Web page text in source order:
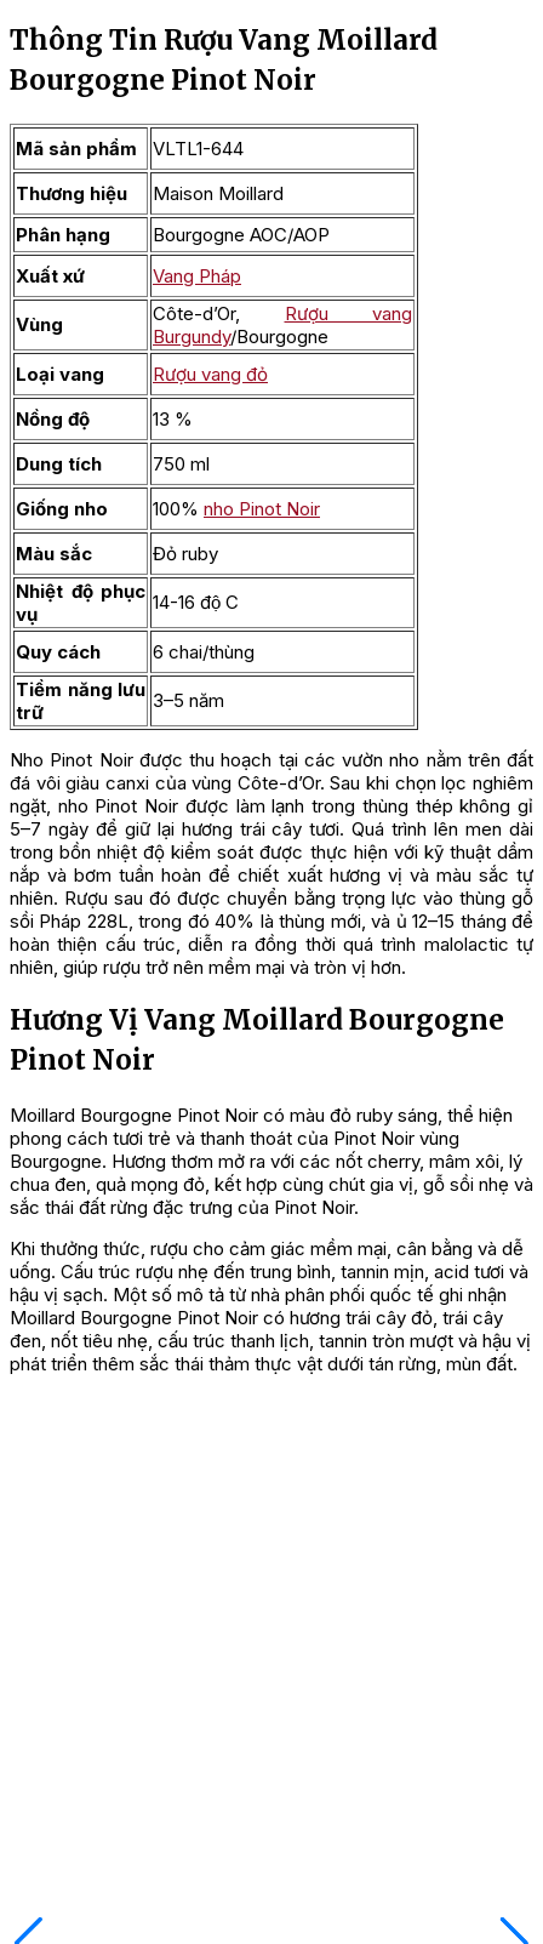
Thông Tin Rượu Vang Moillard
Bourgogne Pinot Noir
Mã sản phẩm
VLTL1-644
Thương hiệu
Maison Moillard
Phân hạng
Bourgogne AOC/AOP
Xuất xứ
Vang Pháp
Vùng Côte-d’Or, Rượu vang
Burgundy/Bourgogne
Loại vang
Rượu vang đỏ
Nồng độ
13 %
Dung tích
750 ml
Giống nho
100% nho Pinot Noir
Màu sắc
Đỏ ruby
Nhiệt độ phục
vụ
14-16 độ C
Quy cách
6 chai/thùng
Tiềm năng lưu
trữ
3–5 năm
Nho Pinot Noir được thu hoạch tại các vườn nho nằm trên đất
đá vôi giàu canxi của vùng Côte-d’Or. Sau khi chọn lọc nghiêm
ngặt, nho Pinot Noir được làm lạnh trong thùng thép không gỉ
5–7 ngày để giữ lại hương trái cây tươi. Quá trình lên men dài
trong bồn nhiệt độ kiểm soát được thực hiện với kỹ thuật dầm
nắp và bơm tuần hoàn để chiết xuất hương vị và màu sắc tự
nhiên. Rượu sau đó được chuyển bằng trọng lực vào thùng gỗ
sồi Pháp 228L, trong đó 40% là thùng mới, và ủ 12–15 tháng để
hoàn thiện cấu trúc, diễn ra đồng thời quá trình malolactic tự
nhiên, giúp rượu trở nên mềm mại và tròn vị hơn.
Hương Vị Vang Moillard Bourgogne
Pinot Noir
Moillard Bourgogne Pinot Noir có màu đỏ ruby sáng, thể hiện
phong cách tươi trẻ và thanh thoát của Pinot Noir vùng
Bourgogne. Hương thơm mở ra với các nốt cherry, mâm xôi, lý
chua đen, quả mọng đỏ, kết hợp cùng chút gia vị, gỗ sồi nhẹ và
sắc thái đất rừng đặc trưng của Pinot Noir.
Khi thưởng thức, rượu cho cảm giác mềm mại, cân bằng và dễ
uống. Cấu trúc rượu nhẹ đến trung bình, tannin mịn, acid tươi và
hậu vị sạch. Một số mô tả từ nhà phân phối quốc tế ghi nhận
Moillard Bourgogne Pinot Noir có hương trái cây đỏ, trái cây
đen, nốt tiêu nhẹ, cấu trúc thanh lịch, tannin tròn mượt và hậu vị
phát triển thêm sắc thái thảm thực vật dưới tán rừng, mùn đất.